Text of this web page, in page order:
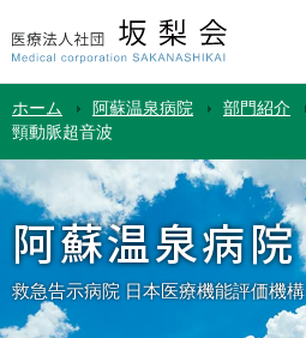
ホーム 阿蘇温泉病院 部門紹介
頸動脈超音波
阿蘇温泉病院
救急告示病院 日本医療機能評価機構